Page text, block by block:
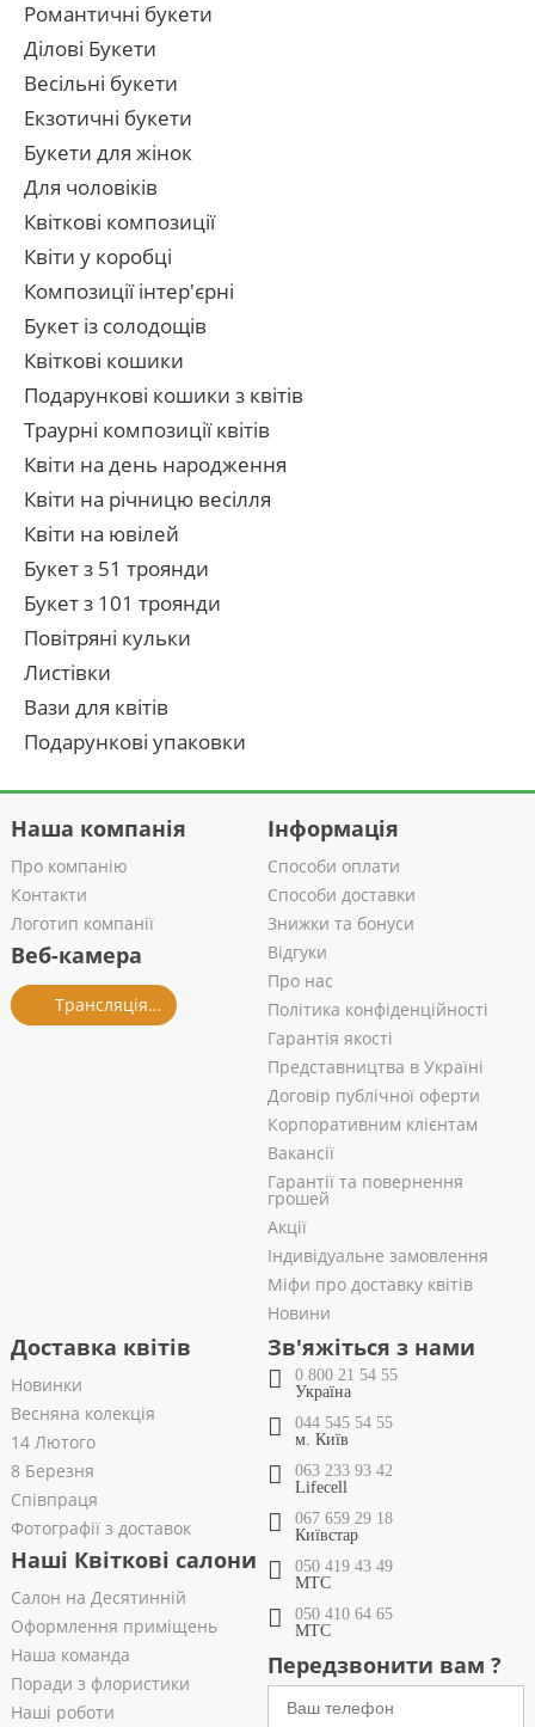
Романтичні букети
Ділові Букети
Весільні букети
Екзотичні букети
Букети для жінок
Для чоловіків
Квіткові композиції
Квіти у коробці
Композиції інтер'єрні
Букет із солодощів
Квіткові кошики
Подарункові кошики з квітів
Траурні композиції квітів
Квіти на день народження
Квіти на річницю весілля
Квіти на ювілей
Букет з 51 троянди
Букет з 101 троянди
Повітряні кульки
Листівки
Вази для квітів
Подарункові упаковки
Наша компанія
Про компанію
Контакти
Логотип компанії
Веб-камера
Трансляція із салону
Інформація
Способи оплати
Способи доставки
Знижки та бонуси
Відгуки
Про нас
Політика конфіденційності
Гарантія якості
Представництва в Україні
Договір публічної оферти
Корпоративним клієнтам
Вакансії
Гарантії та повернення
грошей
Акції
Індивідуальне замовлення
Міфи про доставку квітів
Новини
Доставка квітів
Новинки
Весняна колекція
14 Лютого
8 Березня
Співпраця
Фотографії з доставок
Наші Квіткові салони
Салон на Десятинній
Оформлення приміщень
Наша команда
Поради з флористики
Наші роботи
Зв'яжіться з нами
0 800 21 54 55
Україна
044 545 54 55
м. Київ
063 233 93 42
Lifecell
067 659 29 18
Київстар
050 419 43 49
МТС
050 410 64 65
МТС
Передзвонити вам ?